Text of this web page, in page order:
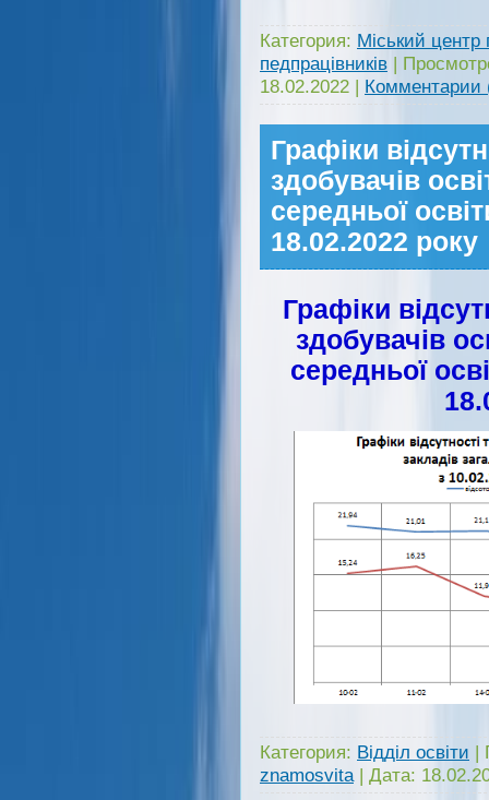
Категория: Міський центр
педпрацівників |
18.02.2022 | Комментарии
Графіки
здобувачів
середньої
18.02.2022 року
Графіки
здобувачів
середньої
Категория: Відділ освіти |
znamosvita | Дата: